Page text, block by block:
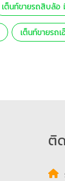
เต็นท์ขายรถสิบล้
เต็นท์ขายรถ
ติ